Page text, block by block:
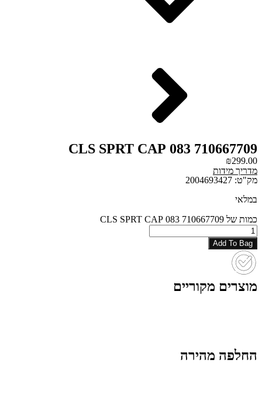
710667709 083 CLS SPRT CAP
₪299.00
מדריך מידות
מק"ט: 2004693427
במלאי
כמות של 710667709 083 CLS SPRT CAP
Add To Bag
מוצרים מקוריים
החלפה מהירה